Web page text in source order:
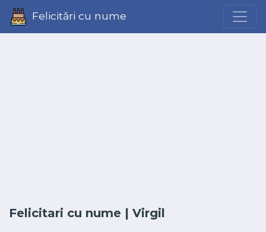
Felicitări cu nume
Felicitari cu nume | Virgil